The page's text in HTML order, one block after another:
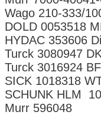
Wago 210-333/
DOLD 0053518
HYDAC 353606
Turck 3080947
Turck 3016924
SICK 1018318
SCHUNK HLM
Murr 596048